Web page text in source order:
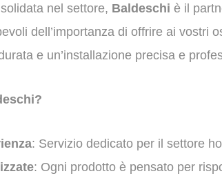
nel settore, Baldeschi è il
dell’importanza di offrire ai vostri
e un’installazione precisa e
: Servizio dedicato per il settore
: Ogni prodotto è pensato per